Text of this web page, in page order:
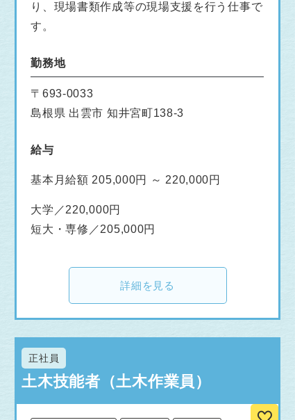
り、現場書類作成等の現場支援を行う仕事で
す。
勤務地
〒693-0033
島根県 出雲市 知井宮町138-3
給与
基本月給額 205,000円 ～ 220,000円
大学／220,000円
短大・専修／205,000円
詳細を見る
正社員
土木技能者（土木作業員）